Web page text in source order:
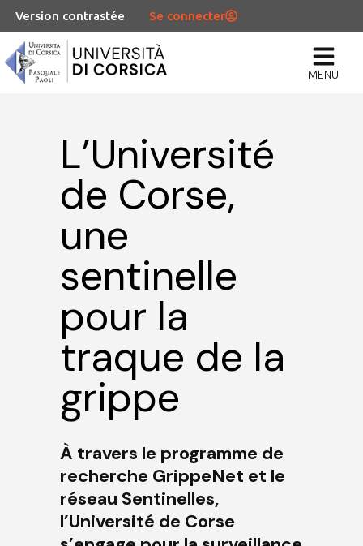
Version contrastée Se connecter
MENU
L’Université
de Corse,
une
sentinelle
pour la
traque de la
grippe
À travers le programme de
recherche GrippeNet et le
réseau Sentinelles,
l’Université de Corse